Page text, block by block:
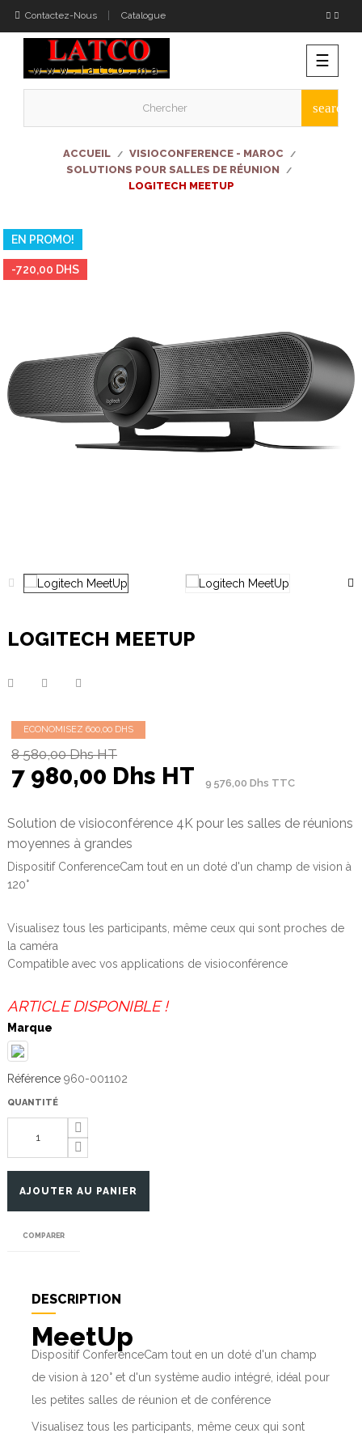
Contactez-Nous Catalogue
la
☰
search
ACCUEIL
VISIOCONFERENCE - MAROC
SOLUTIONS POUR SALLES DE RÉUNION
LOGITECH MEETUP
EN PROMO!
-720,00 DHS
LOGITECH MEETUP
ECONOMISEZ 600,00 DHS
8 580,00 Dhs HT
7 980,00 Dhs HT 9 576,00 Dhs TTC
Solution de visioconférence 4K pour les salles de réunions
moyennes à grandes
Dispositif ConferenceCam tout en un doté d'un champ de vision à
120°
Visualisez tous les participants, même ceux qui sont proches de
la caméra
Compatible avec vos applications de visioconférence
ARTICLE DISPONIBLE !
Marque
Référence 960-001102
QUANTITÉ
AJOUTER AU PANIER
COMPARER
DESCRIPTION
MeetUp
Dispositif ConferenceCam tout en un doté d'un champ
de vision à 120° et d'un système audio intégré, idéal pour
les petites salles de réunion et de conférence
Visualisez tous les participants, même ceux qui sont